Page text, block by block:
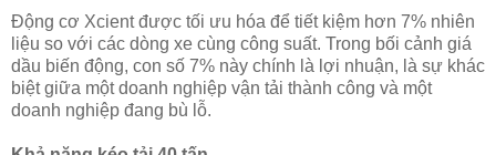
Động cơ Xcient được tối ưu hóa để tiết kiệm hơn 7% nhiên
liệu so với các dòng xe cùng công suất. Trong bối cảnh giá
dầu biến động, con số 7% này chính là lợi nhuận, là sự khác
biệt giữa một doanh nghiệp vận tải thành công và một
doanh nghiệp đang bù lỗ.